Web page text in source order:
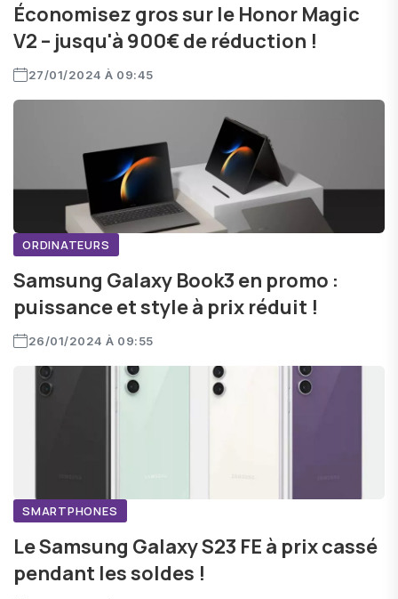
Économisez gros sur le Honor Magic
V2 – jusqu'à 900€ de réduction !
27/01/2024 À 09:45
ORDINATEURS
Samsung Galaxy Book3 en promo :
puissance et style à prix réduit !
26/01/2024 À 09:55
SMARTPHONES
Le Samsung Galaxy S23 FE à prix cassé
pendant les soldes !